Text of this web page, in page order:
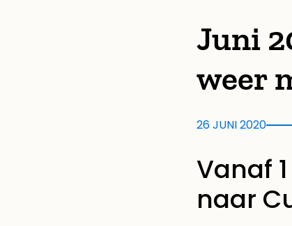
Juni
weer
26 JUNI 2020
Vanaf
naar